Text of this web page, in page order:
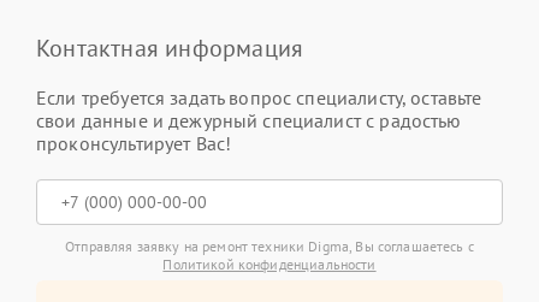
Контактная информация
Если требуется задать вопрос специалисту, оставьте
свои данные и дежурный специалист с радостью
проконсультирует Вас!
Отправляя заявку на ремонт техники Digma, Вы соглашаетесь с
Политикой конфиденциальности